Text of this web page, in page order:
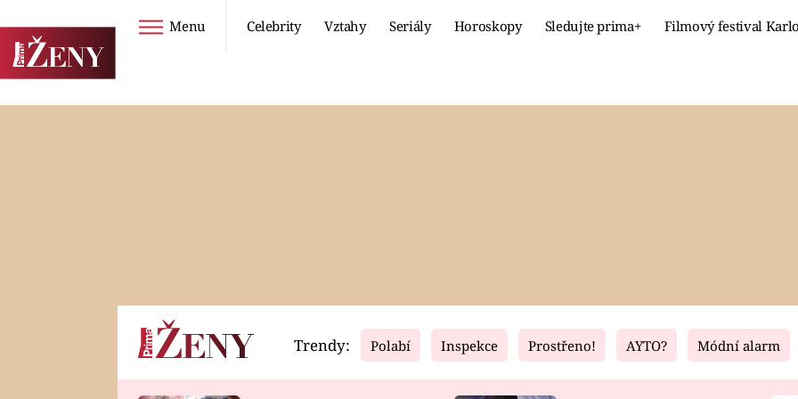
Menu Celebrity Vztahy Seriály Horoskopy Sledujte prima+ Filmový festival
Horoskopy Video Fresh Living
Trendy: Polabí Inspekce Prostřeno! AYTO? Módní alarm